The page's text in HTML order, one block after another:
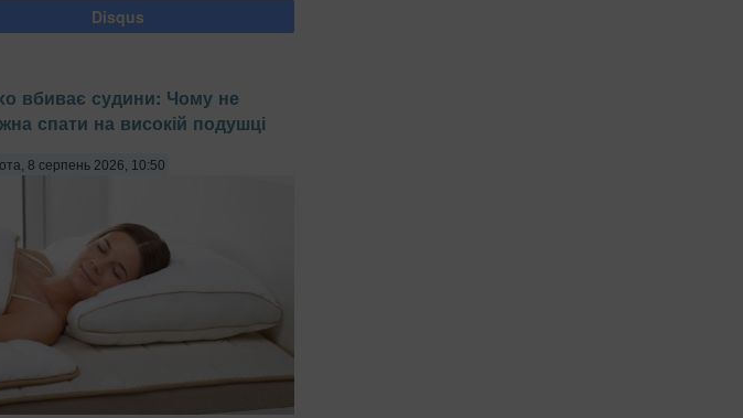
Disqus
вбиває судини: Чому не
спати на високій подушці
8 серпень 2026, 10:50